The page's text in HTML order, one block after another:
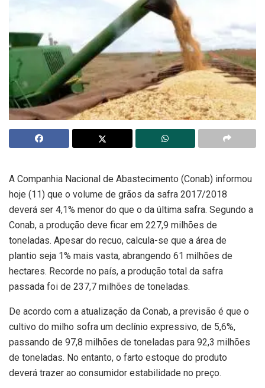
A Companhia Nacional de Abastecimento (Conab) informou
hoje (11) que o volume de grãos da safra 2017/2018
deverá ser 4,1% menor do que o da última safra. Segundo a
Conab, a produção deve ficar em 227,9 milhões de
toneladas. Apesar do recuo, calcula-se que a área de
plantio seja 1% mais vasta, abrangendo 61 milhões de
hectares. Recorde no país, a produção total da safra
passada foi de 237,7 milhões de toneladas.
De acordo com a atualização da Conab, a previsão é que o
cultivo do milho sofra um declínio expressivo, de 5,6%,
passando de 97,8 milhões de toneladas para 92,3 milhões
de toneladas. No entanto, o farto estoque do produto
deverá trazer ao consumidor estabilidade no preço.